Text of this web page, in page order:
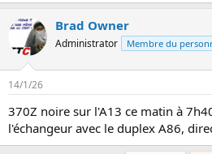
Brad Owner
Administrator Membre du
14/1/26
370Z noire sur l'A13 ce matin à
l'échangeur avec le duplex A86,